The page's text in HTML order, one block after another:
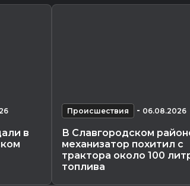
в
Происшествия - 06.08.2026
В Славгородском
механизатор похитил с
трактора около 100
топлива